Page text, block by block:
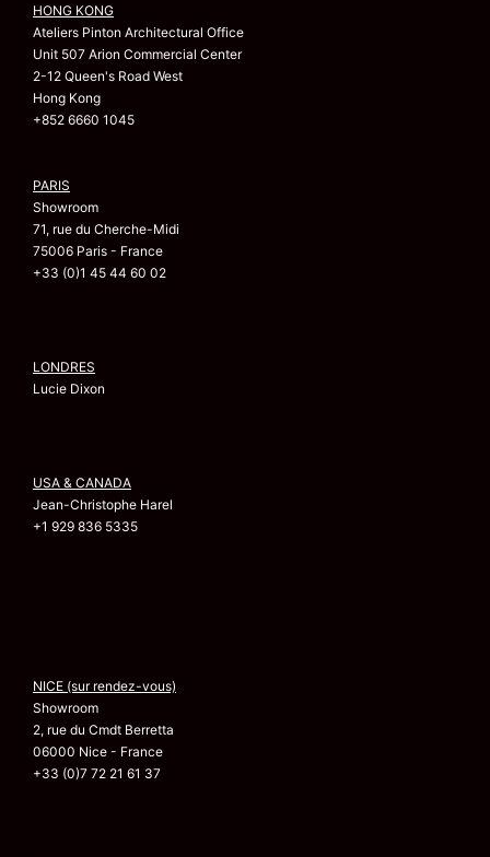
HONG KONG
Ateliers Pinton Architectural Office
Unit 507 Arion Commercial Center
2-12 Queen's Road West
Hong Kong
+852 6660 1045
PARIS
Showroom
71, rue du Cherche-Midi
75006 Paris - France
+33 (0)1 45 44 60 02
LONDRES
Lucie Dixon
USA & CANADA
Jean-Christophe Harel
+1 929 836 5335
NICE (sur rendez-vous)
Showroom
2, rue du Cmdt Berretta
06000 Nice - France
+33 (0)7 72 21 61 37